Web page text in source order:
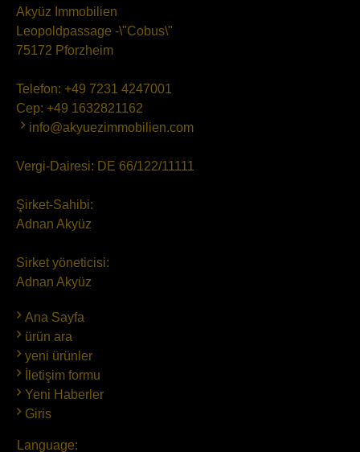
Akyüz Immobilien
Leopoldpassage -\"Cobus\"
75172 Pforzheim
Telefon: +49 7231 4247001
Cep: +49 1632821162
info@akyuezimmobilien.com
Vergi-Dairesi: DE 66/122/11111
Şirket-Sahibi:
Adnan Akyüz
Sirket yöneticisi:
Adnan Akyüz
Ana Sayfa
ürün ara
yeni ürünler
İletişim formu
Yeni Haberler
Giris
Language: